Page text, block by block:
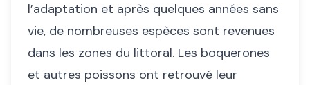
l’adaptation et après quelques années sans
vie, de nombreuses espèces sont revenues
dans les zones du littoral. Les boquerones
et autres poissons ont retrouvé leur